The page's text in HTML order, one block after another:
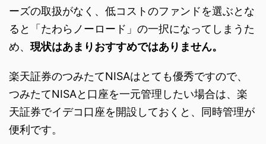
ーズの取扱がなく、低コストのファンドを選ぶとな
ると「たわらノーロード」の一択になってしまうた
め、 現状はあまりおすすめではありません。
楽天証券のつみたてNISAはとても優秀ですので、
つみたてNISAと口座を一元管理したい場合は、楽
天証券でイデコ口座を開設しておくと、同時管理が
便利です。